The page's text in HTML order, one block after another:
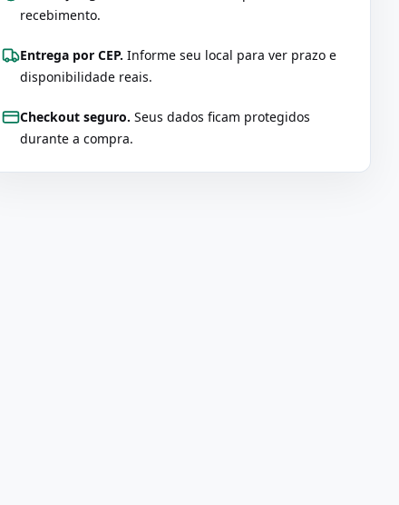
recebimento.
Entrega por CEP. Informe seu local para ver prazo e
disponibilidade reais.
Checkout seguro. Seus dados ficam protegidos
durante a compra.